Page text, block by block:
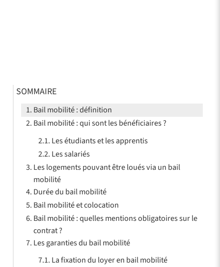
SOMMAIRE
Bail mobilité : définition
Bail mobilité : qui sont les bénéficiaires ?
Les étudiants et les apprentis
Les salariés
Les logements pouvant être loués via un bail
mobilité
Durée du bail mobilité
Bail mobilité et colocation
Bail mobilité : quelles mentions obligatoires sur le
contrat ?
Les garanties du bail mobilité
La fixation du loyer en bail mobilité